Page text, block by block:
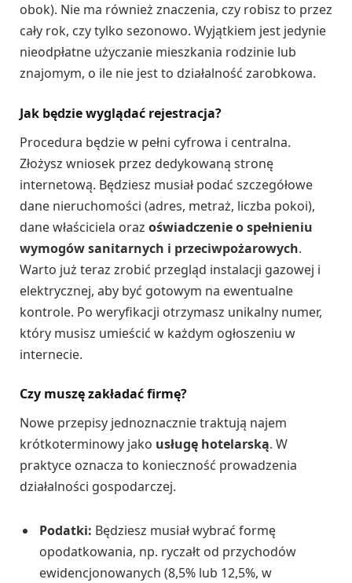
obok). Nie ma również znaczenia, czy robisz to przez
cały rok, czy tylko sezonowo. Wyjątkiem jest jedynie
nieodpłatne użyczanie mieszkania rodzinie lub
znajomym, o ile nie jest to działalność zarobkowa.
Jak będzie wyglądać rejestracja?
Procedura będzie w pełni cyfrowa i centralna.
Złożysz wniosek przez dedykowaną stronę
internetową. Będziesz musiał podać szczegółowe
dane nieruchomości (adres, metraż, liczba pokoi),
dane właściciela oraz oświadczenie o spełnieniu
wymogów sanitarnych i przeciwpożarowych.
Warto już teraz zrobić przegląd instalacji gazowej i
elektrycznej, aby być gotowym na ewentualne
kontrole. Po weryfikacji otrzymasz unikalny numer,
który musisz umieścić w każdym ogłoszeniu w
internecie.
Czy muszę zakładać firmę?
Nowe przepisy jednoznacznie traktują najem
krótkoterminowy jako usługę hotelarską. W
praktyce oznacza to konieczność prowadzenia
działalności gospodarczej.
Podatki: Będziesz musiał wybrać formę
opodatkowania, np. ryczałt od przychodów
ewidencjonowanych (8,5% lub 12,5%, w